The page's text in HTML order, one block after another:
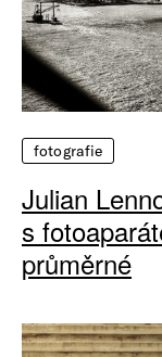
fotografie
Julian
s
průměrné